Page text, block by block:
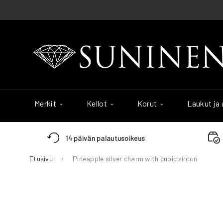
to
Merkit Kellot Korut Laukut ja
14 päivän palautusoikeus
Etusivu Pineapple silver charm with cubic zircon